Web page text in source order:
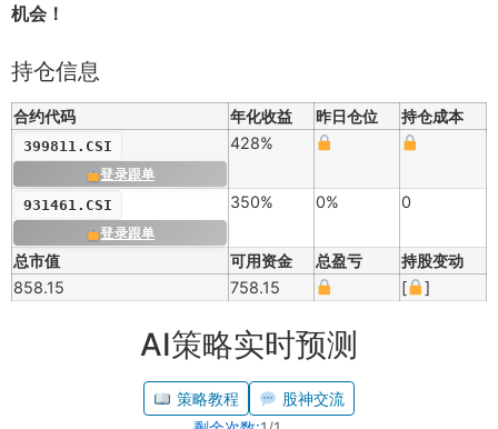
机会！
持仓信息
合约代码 年化收益 昨日仓位 持仓成本
399811.CSI
登录跟单
428%
931461.CSI
登录跟单
350% 0% 0
总市值 可用资金 总盈亏
持股变动
858.15
758.15 [ ]
AI策略实时预测
策略教程
股神交流